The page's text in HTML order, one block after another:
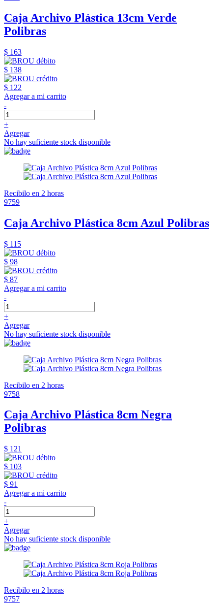
Caja Archivo Plástica 13cm Verde
Polibras
$ 163
$ 138
$ 122
Agregar a mi carrito
-
+
Agregar
No hay suficiente stock disponible
Recibilo en 2 horas
9759
Caja Archivo Plástica 8cm Azul Polibras
$ 115
$ 98
$ 87
Agregar a mi carrito
-
+
Agregar
No hay suficiente stock disponible
Recibilo en 2 horas
9758
Caja Archivo Plástica 8cm Negra
Polibras
$ 121
$ 103
$ 91
Agregar a mi carrito
-
+
Agregar
No hay suficiente stock disponible
Recibilo en 2 horas
9757